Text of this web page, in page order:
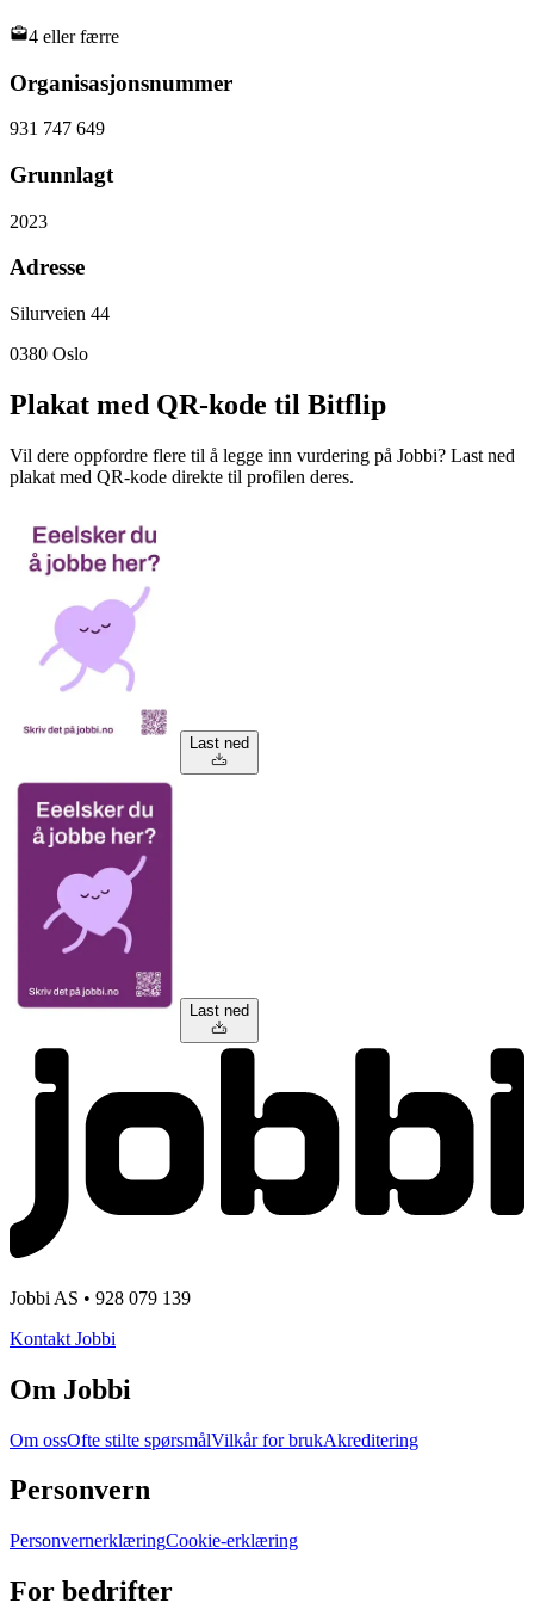
4 eller færre
Organisasjonsnummer
931 747 649
Grunnlagt
2023
Adresse
Silurveien 44
0380 Oslo
Plakat med QR-kode til Bitflip
Vil dere oppfordre flere til å legge inn vurdering på Jobbi? Last ned
plakat med QR-kode direkte til profilen deres.
Last ned
Last ned
Jobbi AS • 928 079 139
Kontakt Jobbi
Om Jobbi
Om ossOfte stilte spørsmålVilkår for brukAkreditering
Personvern
PersonvernerklæringCookie-erklæring
For bedrifter